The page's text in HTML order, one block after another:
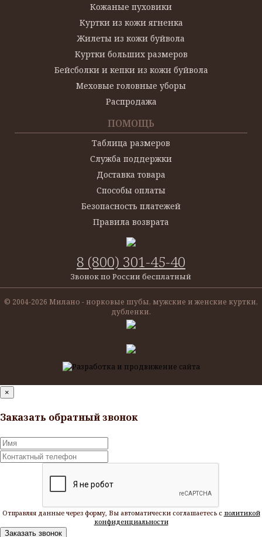
Кожаные пуховики
Куртки из кожи ягненка
Жилеты из кожи буйвола
Куртки больших размеров
Бейсболки и кепки из кожи буйвола
Меховые головные уборы
Распродажа
ПОМОЩЬ
Таблица размеров
Служба поддержки
Доставка товара
Способы оплаты
Безопасность платежей
Правила возврата
8 (800) 301-45-40
Звонок по России бесплатный
© 2004-2026 Милано - норковые шубы, мужские и женские куртки,
дубленки.
×
Заказать обратный звонок
Отправляя данные через форму, Вы автоматически соглашаетесь с политикой
конфиденциальности
Заказать звонок